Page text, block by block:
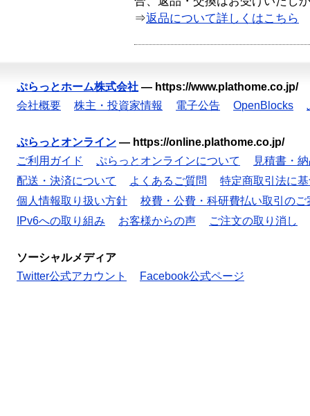
⇒返品について詳しくはこちら
ぷらっとホーム株式会社 — https://www.plathome.co.jp/
会社概要
株主・投資家情報 電子公告 OpenBlocks
ぷらっとオンライン — https://online.plathome.co.jp/
ご利用ガイド
ぷらっとオンラインについて
見積書・
配送・決済について
よくあるご質問
特定商取引法に
個人情報取り扱い方針
校費・公費・科研費払い取引のご
IPv6への取り組み
お客様からの声 ご注文の取り消し
ソーシャルメディア
Twitter公式アカウント
Facebook公式ページ